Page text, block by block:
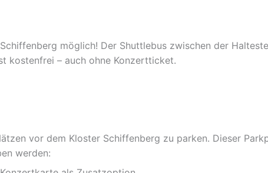
möglich! Der Shuttlebus zwischen der
kostenfrei – auch ohne Konzertticket.
vor dem Kloster Schiffenberg zu parken. Dieser
werden: